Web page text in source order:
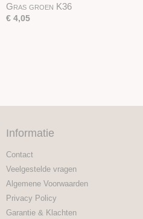
Gras groen K36
€ 4,05
Informatie
Contact
Veelgestelde vragen
Algemene Voorwaarden
Privacy Policy
Garantie & Klachten